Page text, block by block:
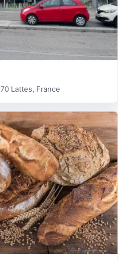
Lattes, France